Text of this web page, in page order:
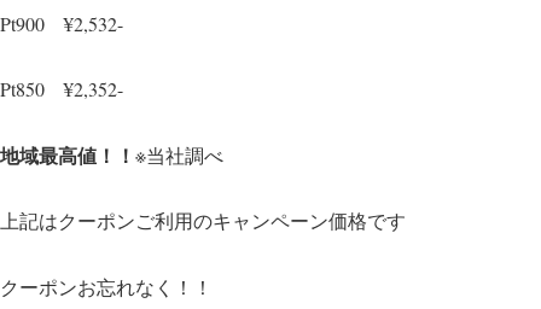
Pt900 ¥2,532-
Pt850 ¥2,352-
地域最高値！！ ※当社調べ
上記はクーポンご利用のキャンペーン価格です
クーポンお忘れなく！！